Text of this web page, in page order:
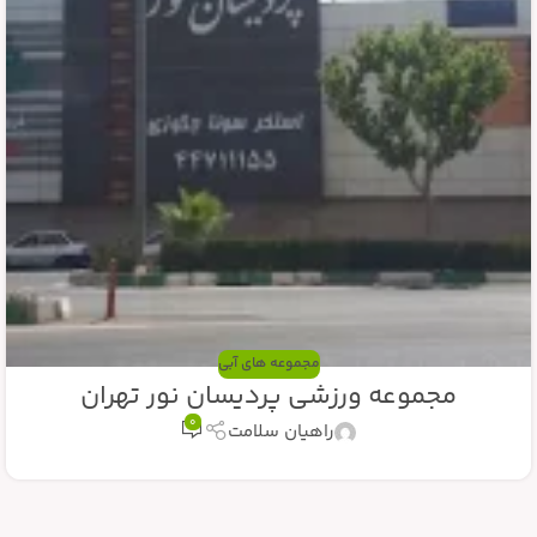
مجموعه های آبی
مجموعه ورزشی پردیسان نور تهران
راهیان سلامت 0